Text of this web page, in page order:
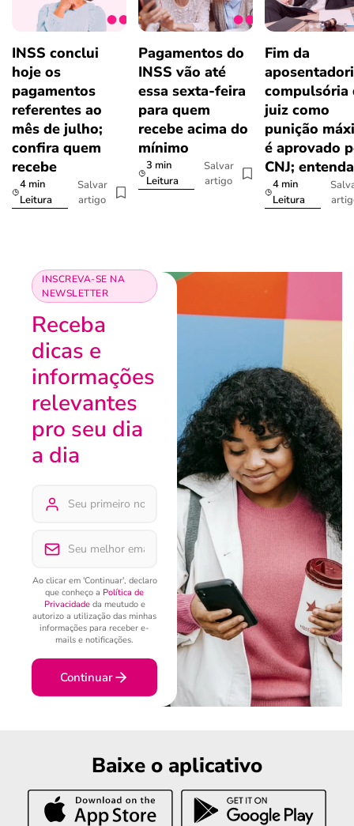
INSS conclui
hoje os
pagamentos
referentes ao
mês de julho;
confira quem
recebe
4 min
Leitura
Salvar
artigo
Pagamentos do
INSS vão até
essa sexta-feira
para quem
recebe acima do
mínimo
3 min
Leitura
Salvar
artigo
Fim da
compulsória
juiz como
punição
é aprovado
CNJ; entenda
4 min
Leitura
INSCREVA-SE NA
NEWSLETTER
Receba
dicas e
informações
relevantes
pro seu dia
a dia
Ao clicar em 'Continuar', declaro
que conheço a Política de
Privacidadeda meutudo e
autorizo a utilização das minhas
informações para receber e-
mails e notificações.
Continuar
Baixe o aplicativo